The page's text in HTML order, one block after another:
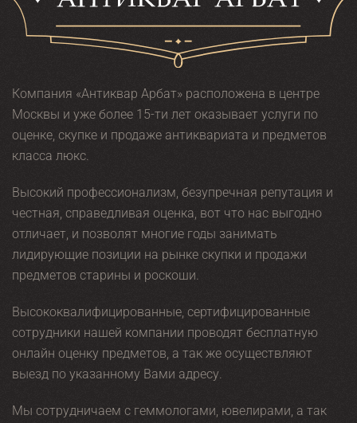
Компания «Антиквар Арбат» расположена в центре
Москвы и уже более 15-ти лет оказывает услуги по
оценке, скупке и продаже антиквариата и предметов
класса люкс.
Высокий профессионализм, безупречная репутация и
честная, справедливая оценка, вот что нас выгодно
отличает, и позволят многие годы занимать
лидирующие позиции на рынке скупки и продажи
предметов старины и роскоши.
Высококвалифицированные, сертифицированные
сотрудники нашей компании проводят бесплатную
онлайн оценку предметов, а так же осуществляют
выезд по указанному Вами адресу.
Мы сотрудничаем с геммологами, ювелирами, а так